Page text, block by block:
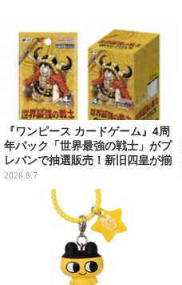
『ワンピース カードゲーム』4周
年パック「世界最強の戦士」がプ
レバンで抽選販売！新旧四皇が揃
い踏み、刃牙作者が描く「カイド
2026.8.7